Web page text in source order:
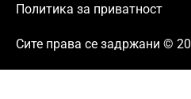
Политика за приватност
Сите права се задржани ©